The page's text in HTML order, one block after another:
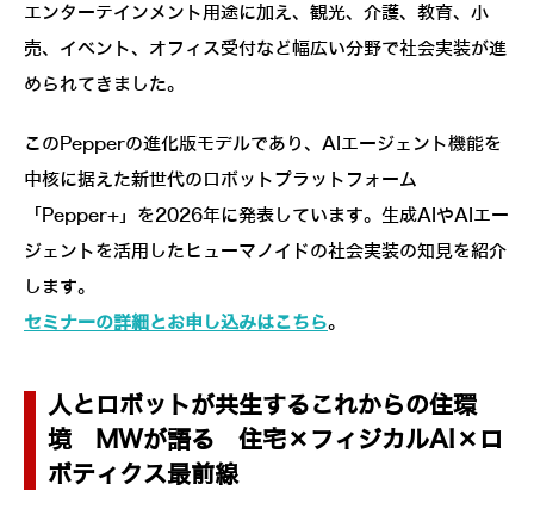
エンターテインメント用途に加え、観光、介護、教育、小
売、イベント、オフィス受付など幅広い分野で社会実装が進
められてきました。
このPepperの進化版モデルであり、AIエージェント機能を
中核に据えた新世代のロボットプラットフォーム
「Pepper+」を2026年に発表しています。生成AIやAIエー
ジェントを活用したヒューマノイドの社会実装の知見を紹介
します。
セミナーの詳細とお申し込みはこちら。
人とロボットが共生するこれからの住環
境 MWが語る 住宅×フィジカルAI×ロ
ボティクス最前線